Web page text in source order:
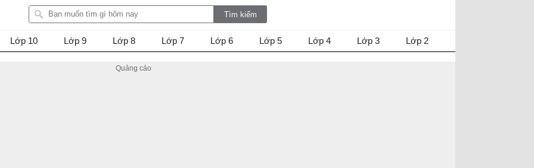
Lớp 10 Lớp 9 Lớp 8 Lớp 7 Lớp 6 Lớp 5 Lớp 4 Lớp 3 Lớp 2